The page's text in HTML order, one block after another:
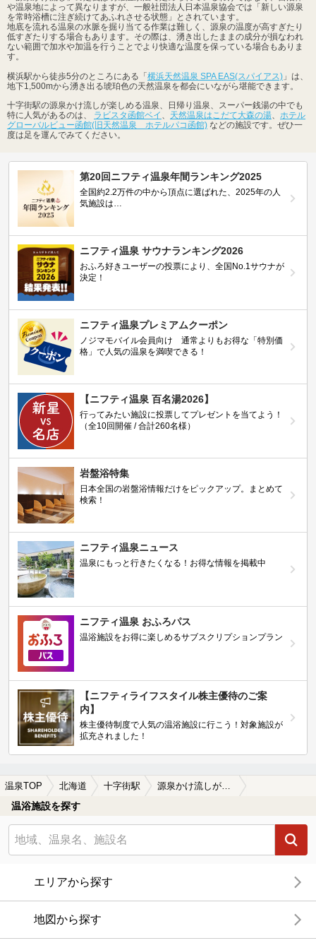
や温泉地によって異なりますが、一般社団法人日本温泉協会では「新しい源泉
を常時浴槽に注ぎ続けてあふれさせる状態」とされています。
地底を流れる温泉の水脈を掘り当てる作業は難しく、源泉の温度が高すぎたり
低すぎたりする場合もあります。その際は、湧き出したままの成分が損なわれ
ない範囲で加水や加温を行うことでより快適な温度を保っている場合もありま
す。
横浜駅から徒歩5分のところにある「 横浜天然温泉 SPA EAS(スパイアス) 」は、
地下1,500mから湧き出る琥珀色の天然温泉を都会にいながら堪能できます。
十字街駅の源泉かけ流しが楽しめる温泉、日帰り温泉、スーパー銭湯の中でも
特に人気があるのは、 ラビスタ函館ベイ 、 天然温泉はこだて大森の湯、 ホテル
グローバルビュー函館(旧天然温泉 ホテルパコ函館) などの施設です。ぜひ一
度は足を運んでみてください。
第20回ニフティ温泉年間ランキング2025
全国約2.2万件の中から頂点に選ばれた、2025年の人
気施設は…
ニフティ温泉 サウナランキング2026
おふろ好きユーザーの投票により、全国No.1サウナが
決定！
ニフティ温泉プレミアムクーポン
ノジマモバイル会員向け 通常よりもお得な「特別価
格」で人気の温泉を満喫できる！
【ニフティ温泉 百名湯2026】
行ってみたい施設に投票してプレゼントを当てよう！
（全10回開催 / 合計260名様）
岩盤浴特集
日本全国の岩盤浴情報だけをピックアップ。まとめて
検索！
ニフティ温泉ニュース
温泉にもっと行きたくなる！お得な情報を掲載中
ニフティ温泉 おふろパス
温浴施設をお得に楽しめるサブスクリプションプラン
【ニフティライフスタイル株主優待のご案
内】
株主優待制度で人気の温浴施設に行こう！対象施設が
拡充されました！
温泉TOP 北海道 十字街駅
温浴施設を探す
エリアから探す
地図から探す